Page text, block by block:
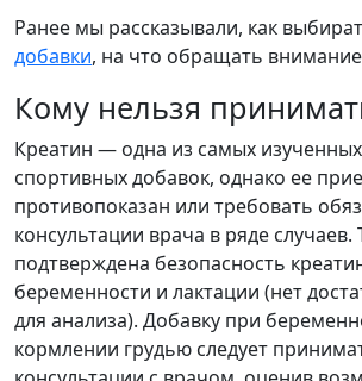
Ранее мы рассказывали, как
добавки, на что обращать
Кому нельзя
Креатин — одна из самых
спортивных добавок, однако ее
противопоказан или требовать
консультации врача в ряде случаев.
подтверждена безопасность
беременности и лактации (нет
для анализа). Добавку при
кормлении грудью следует